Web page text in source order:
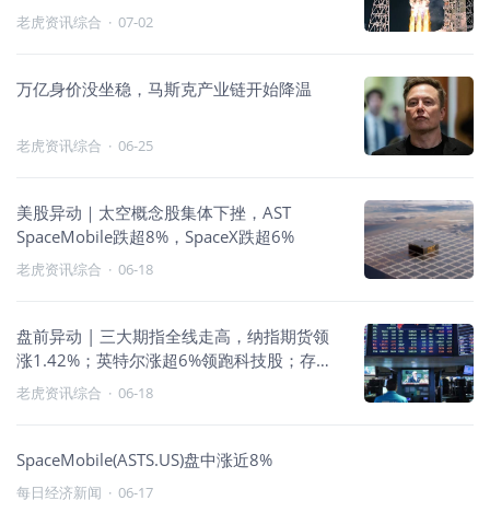
老虎资讯综合 · 07-02
万亿身价没坐稳，马斯克产业链开始降温
老虎资讯综合 · 06-25
美股异动｜太空概念股集体下挫，AST
SpaceMobile跌超8%，SpaceX跌超6%
老虎资讯综合 · 06-18
盘前异动 | 三大期指全线走高，纳指期货领
涨1.42%；英特尔涨超6%领跑科技股；存储
板块集体走强；中概股承压走弱
老虎资讯综合 · 06-18
SpaceMobile(ASTS.US)盘中涨近8%
每日经济新闻 · 06-17